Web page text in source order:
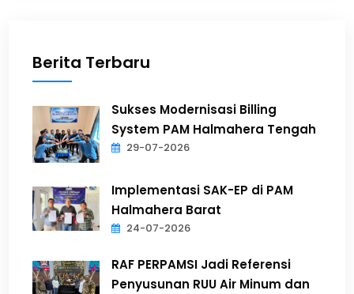
Berita Terbaru
Sukses Modernisasi Billing
System PAM Halmahera Tengah
29-07-2026
Implementasi SAK-EP di PAM
Halmahera Barat
24-07-2026
RAF PERPAMSI Jadi Referensi
Penyusunan RUU Air Minum dan